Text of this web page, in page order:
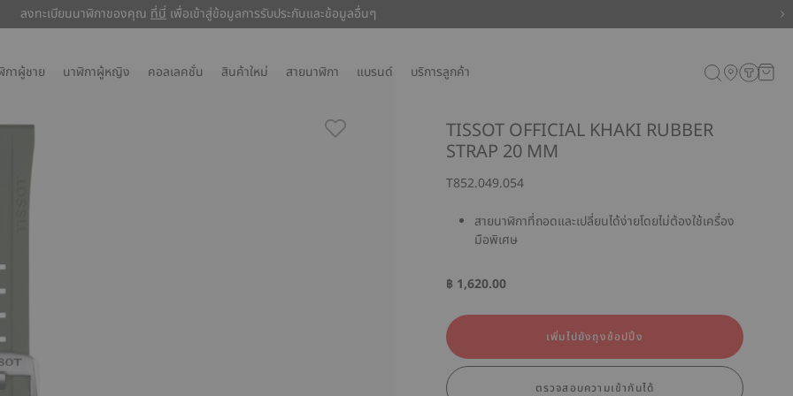
ลงทะเบียนนาฬิกาของคุณ ที่นี่ เพื่อเข้าสู่ข้อมูลการรับประกันและข้อมูลอื่นๆ
ที่นี่
กาผู้ชาย นาฬิกาผู้หญิง คอลเลคชั่น สินค้าใหม่ สายนาฬิกา แบรนด์ บริการลูกค้า
TISSOT OFFICIAL KHAKI RUBBER
STRAP 20 MM
T852.049.054
สายนาฬิกาที่ถอดและเปลี่ยนได้ง่ายโดยไม่ต้องใช้เครื่อง
มือพิเศษ
฿ 1,620.00
เพิ่มไปยังถุงช้อปปิ้ง
ตรวจสอบความเข้ากันได้